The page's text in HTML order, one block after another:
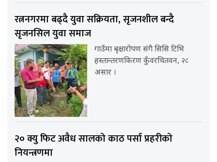
रत्ननगरमा बढ्दै युवा सक्रियता, सृजनशील बन्दै
सृजनसिल युवा समाज
गाउँमा बृक्षारोपण संगै सिसि टिभि
हस्तान्तरणकिरण कुँवरचितवन, २८
असार ।
२० क्यु फिट अवैध सालको काठ पर्सा प्रहरीको
नियन्त्रणमा